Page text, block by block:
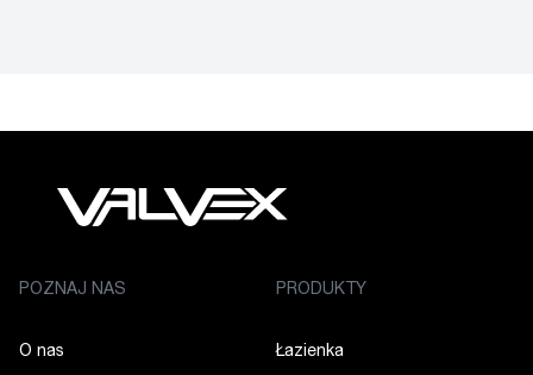
POZNAJ NAS
O nas
PRODUKTY
Łazienka